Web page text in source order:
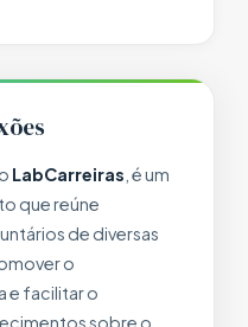
LabCarreiras , é um
que reúne
de diversas
o
e facilitar o
sobre o